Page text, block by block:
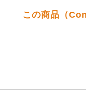
この商品（